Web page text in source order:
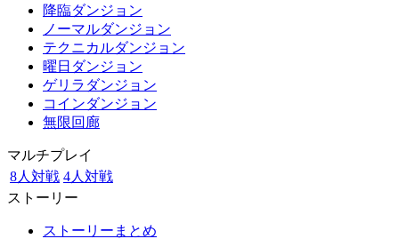
降臨ダンジョン
ノーマルダンジョン
テクニカルダンジョン
曜日ダンジョン
ゲリラダンジョン
コインダンジョン
無限回廊
マルチプレイ
8人対戦 4人対戦
ストーリー
ストーリーまとめ